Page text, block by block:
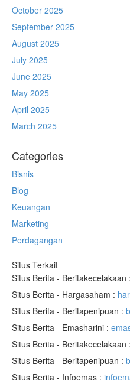
October 2025
September 2025
August 2025
July 2025
June 2025
May 2025
April 2025
March 2025
Categories
Bisnis
Blog
Keuangan
Marketing
Perdagangan
Situs Terkait
Situs Berita - Beritakecelakaan :
Situs Berita - Hargasaham :
Situs Berita - Beritapenipuan :
Situs Berita - Emasharini :
Situs Berita - Beritakecelakaan :
Situs Berita - Beritapenipuan :
Situs Berita - Infoemas :